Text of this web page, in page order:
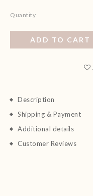
Quantity
ADD TO CART
Description
Shipping & Payment
Additional details
Customer Reviews